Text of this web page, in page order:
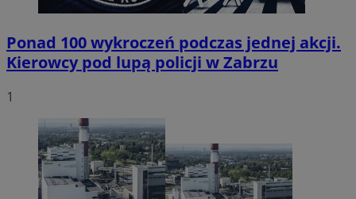
Ponad 100 wykroczeń podczas jednej akcji.
Kierowcy pod lupą policji w Zabrzu
1